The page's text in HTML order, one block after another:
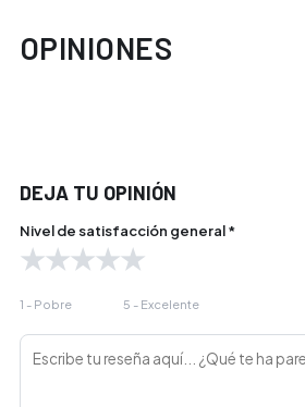
OPINIONES
DEJA TU OPINIÓN
Nivel de satisfacción general *
★
★
★
★
★
1 - Pobre 5 - Excelente